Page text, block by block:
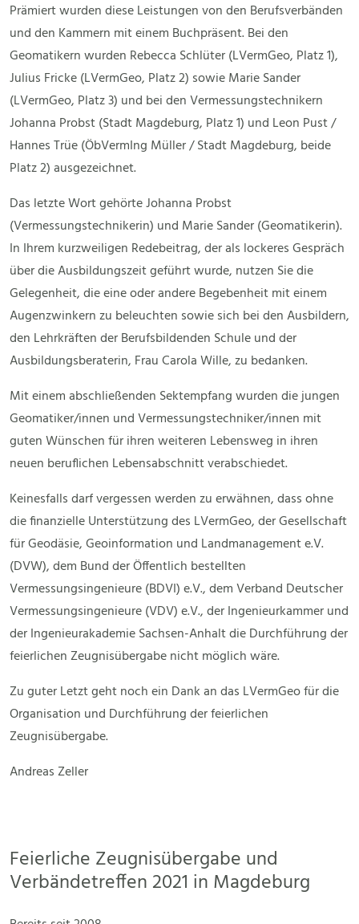
Prämiert wurden diese Leistungen von den Berufsverbänden
und den Kammern mit einem Buchpräsent. Bei den
Geomatikern wurden Rebecca Schlüter (LVermGeo, Platz 1),
Julius Fricke (LVermGeo, Platz 2) sowie Marie Sander
(LVermGeo, Platz 3) und bei den Vermessungstechnikern
Johanna Probst (Stadt Magdeburg, Platz 1) und Leon Pust /
Hannes Trüe (ÖbVermIng Müller / Stadt Magdeburg, beide
Platz 2) ausgezeichnet.
Das letzte Wort gehörte Johanna Probst
(Vermessungstechnikerin) und Marie Sander (Geomatikerin).
In Ihrem kurzweiligen Redebeitrag, der als lockeres Gespräch
über die Ausbildungszeit geführt wurde, nutzen Sie die
Gelegenheit, die eine oder andere Begebenheit mit einem
Augenzwinkern zu beleuchten sowie sich bei den Ausbildern,
den Lehrkräften der Berufsbildenden Schule und der
Ausbildungsberaterin, Frau Carola Wille, zu bedanken.
Mit einem abschließenden Sektempfang wurden die jungen
Geomatiker/innen und Vermessungstechniker/innen mit
guten Wünschen für ihren weiteren Lebensweg in ihren
neuen beruflichen Lebensabschnitt verabschiedet.
Keinesfalls darf vergessen werden zu erwähnen, dass ohne
die finanzielle Unterstützung des LVermGeo, der Gesellschaft
für Geodäsie, Geoinformation und Landmanagement e.V.
(DVW), dem Bund der Öffentlich bestellten
Vermessungsingenieure (BDVI) e.V., dem Verband Deutscher
Vermessungsingenieure (VDV) e.V., der Ingenieurkammer und
der Ingenieurakademie Sachsen-Anhalt die Durchführung der
feierlichen Zeugnisübergabe nicht möglich wäre.
Zu guter Letzt geht noch ein Dank an das LVermGeo für die
Organisation und Durchführung der feierlichen
Zeugnisübergabe.
Andreas Zeller
Feierliche Zeugnisübergabe und
Verbändetreffen 2021 in Magdeburg